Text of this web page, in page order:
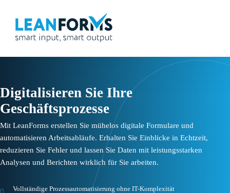
Digitalisieren Sie Ihre
Geschäftsprozesse
Mit LeanForms erstellen Sie mühelos digitale Formulare und
automatisieren Arbeitsabläufe. Erhalten Sie Einblicke in Echtzeit,
reduzieren Sie Fehler und lassen Sie Daten mit leistungsstarken
Analysen und Berichten wirklich für Sie arbeiten.
Vollständige Prozessautomatisierung ohne IT-Komplexität